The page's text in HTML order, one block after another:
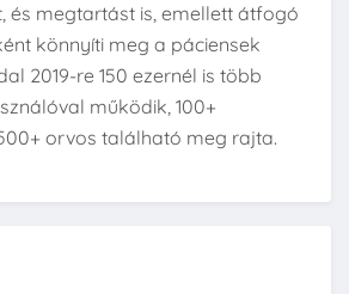
és megtartást is, emellett átfogó
könnyíti meg a páciensek
2019-re 150 ezernél is több
működik, 100+
orvos található meg rajta.